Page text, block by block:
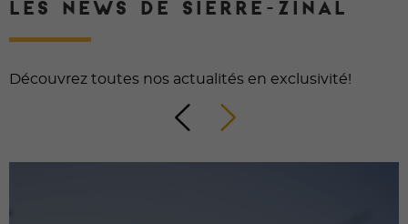
LES NEWS DE SIERRE-ZINAL
Découvrez toutes nos actualités en exclusivité!